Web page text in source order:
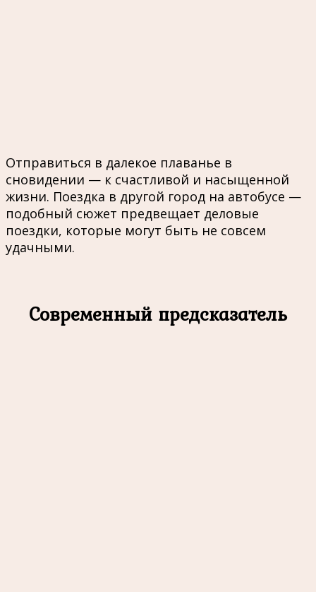
Отправиться в далекое плаванье в
сновидении — к счастливой и насыщенной
жизни. Поездка в другой город на автобусе —
подобный сюжет предвещает деловые
поездки, которые могут быть не совсем
удачными.
Современный предсказатель